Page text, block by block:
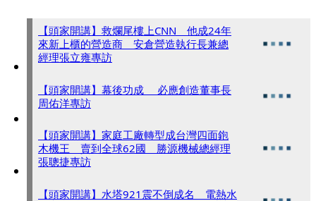
【頭家開講】救爛尾樓上CNN 他成24年
來新上櫃的營造商 安倉營造執行長兼總
經理張立雍專訪
【頭家開講】幕後功成 必應創造董事長
周佑洋專訪
【頭家開講】家庭工廠轉型成台灣四面鉋
木機王 賣到全球62國 勝源機械總經理
張聰捷專訪
【頭家開講】水塔921震不倒成名 電熱水